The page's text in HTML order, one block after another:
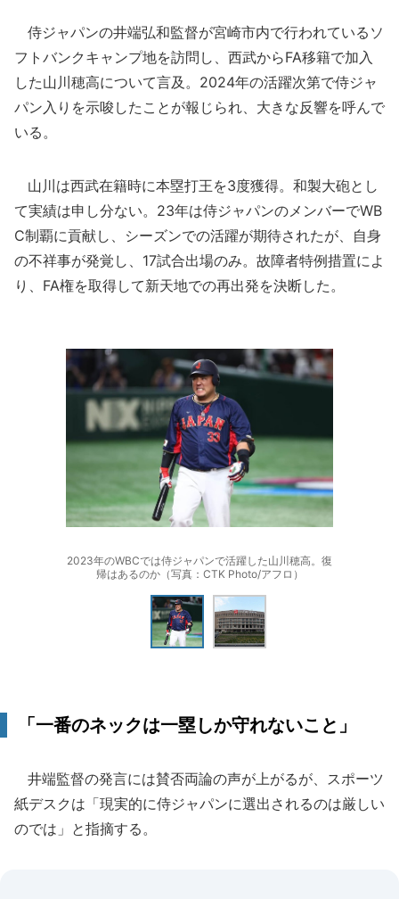
侍ジャパンの井端弘和監督が宮崎市内で行われているソ
フトバンクキャンプ地を訪問し、西武からFA移籍で加入
した山川穂高について言及。2024年の活躍次第で侍ジャ
パン入りを示唆したことが報じられ、大きな反響を呼んで
いる。
山川は西武在籍時に本塁打王を3度獲得。和製大砲とし
て実績は申し分ない。23年は侍ジャパンのメンバーでWB
C制覇に貢献し、シーズンでの活躍が期待されたが、自身
の不祥事が発覚し、17試合出場のみ。故障者特例措置によ
り、FA権を取得して新天地での再出発を決断した。
2023年のWBCでは侍ジャパンで活躍した山川穂高。復
帰はあるのか（写真：CTK Photo/アフロ）
「一番のネックは一塁しか守れないこと」
井端監督の発言には賛否両論の声が上がるが、スポーツ
紙デスクは「現実的に侍ジャパンに選出されるのは厳しい
のでは」と指摘する。